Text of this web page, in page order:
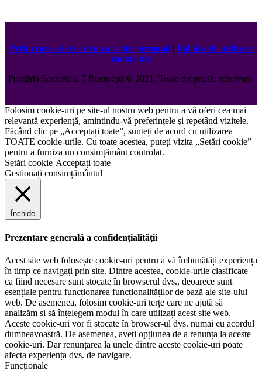
Prelucrarea datelor cu caracter personal | Politica de utilizare
cookie-uri
Primăria Sectorului 5 București ©️2021. Toate drepturile rezervate.
Folosim cookie-uri pe site-ul nostru web pentru a vă oferi cea mai
relevantă experiență, amintindu-vă preferințele și repetând vizitele.
Făcând clic pe „Acceptați toate”, sunteți de acord cu utilizarea
TOATE cookie-urile. Cu toate acestea, puteți vizita „Setări cookie”
pentru a furniza un consimțământ controlat.
Setări cookie Acceptați toate
Gestionați consimțământul
Închide
Prezentare generală a confidențialității
Acest site web folosește cookie-uri pentru a vă îmbunătăți experiența
în timp ce navigați prin site. Dintre acestea, cookie-urile clasificate
ca fiind necesare sunt stocate în browserul dvs., deoarece sunt
esențiale pentru funcționarea funcționalităților de bază ale site-ului
web. De asemenea, folosim cookie-uri terțe care ne ajută să
analizăm și să înțelegem modul în care utilizați acest site web.
Aceste cookie-uri vor fi stocate în browser-ul dvs. numai cu acordul
dumneavoastră. De asemenea, aveți opțiunea de a renunța la aceste
cookie-uri. Dar renunțarea la unele dintre aceste cookie-uri poate
afecta experiența dvs. de navigare.
Funcționale